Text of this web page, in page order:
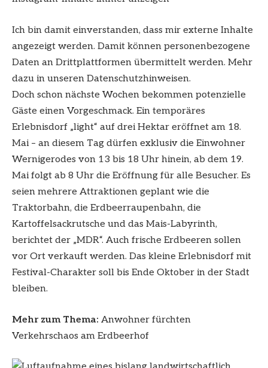
Ich bin damit einverstanden, dass mir externe Inhalte
angezeigt werden. Damit können personenbezogene
Daten an Drittplattformen übermittelt werden. Mehr
dazu in unseren Datenschutzhinweisen.
Doch schon nächste Wochen bekommen potenzielle
Gäste einen Vorgeschmack. Ein temporäres
Erlebnisdorf „light“ auf drei Hektar eröffnet am 18.
Mai – an diesem Tag dürfen exklusiv die Einwohner
Wernigerodes von 13 bis 18 Uhr hinein, ab dem 19.
Mai folgt ab 8 Uhr die Eröffnung für alle Besucher. Es
seien mehrere Attraktionen geplant wie die
Traktorbahn, die Erdbeerraupenbahn, die
Kartoffelsackrutsche und das Mais-Labyrinth,
berichtet der „MDR“. Auch frische Erdbeeren sollen
vor Ort verkauft werden. Das kleine Erlebnisdorf mit
Festival-Charakter soll bis Ende Oktober in der Stadt
bleiben.
Mehr zum Thema: Anwohner fürchten
Verkehrschaos am Erdbeerhof